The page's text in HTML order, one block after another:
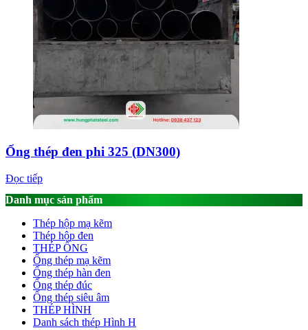
Ống thép đen phi 325 (DN300)
Đọc tiếp
Danh mục sản phẩm
Thép hộp mạ kẽm
Thép hộp đen
THÉP ỐNG
Ống thép mạ kẽm
Ống thép hàn đen
Ống thép đúc
Ống thép siêu âm
THÉP HÌNH
Danh sách thép Hình H